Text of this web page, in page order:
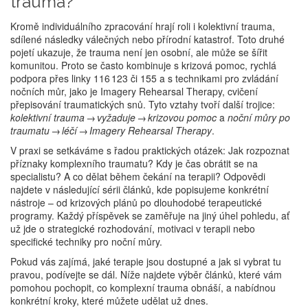
Kromě individuálního zpracování hrají roli i kolektivní trauma,
sdílené následky válečných nebo přírodní katastrof. Toto druhé
pojetí ukazuje, že trauma není jen osobní, ale může se šířit
komunitou. Proto se často kombinuje s krizová pomoc, rychlá
podpora přes linky 116 123 či 155 a s technikami pro zvládání
nočních můr, jako je Imagery Rehearsal Therapy, cvičení
přepisování traumatických snů. Tyto vztahy tvoří další trojice:
kolektivní trauma → vyžaduje → krizovou pomoc a noční můry po
traumatu → léčí → Imagery Rehearsal Therapy.
V praxi se setkáváme s řadou praktických otázek: Jak rozpoznat
příznaky komplexního traumatu? Kdy je čas obrátit se na
specialistu? A co dělat během čekání na terapii? Odpovědi
najdete v následující sérii článků, kde popisujeme konkrétní
nástroje – od krizových plánů po dlouhodobé terapeutické
programy. Každý příspěvek se zaměřuje na jiný úhel pohledu, ať
už jde o strategické rozhodování, motivaci v terapii nebo
specifické techniky pro noční můry.
Pokud vás zajímá, jaké terapie jsou dostupné a jak si vybrat tu
pravou, podívejte se dál. Níže najdete výběr článků, které vám
pomohou pochopit, co komplexní trauma obnáší, a nabídnou
konkrétní kroky, které můžete udělat už dnes.